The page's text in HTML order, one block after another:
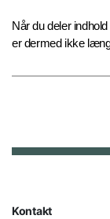
Når du deler
er dermed ikke
Kontakt